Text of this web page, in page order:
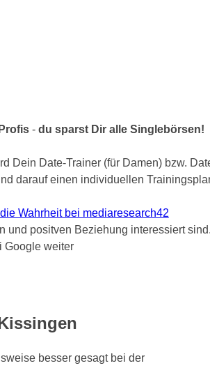
- du sparst Dir alle Singlebörsen!
Dein Date-Trainer (für Damen) bzw.
darauf einen individuellen
Wahrheit bei mediaresearch42
positven Beziehung interessiert
Google weiter
besser gesagt bei der